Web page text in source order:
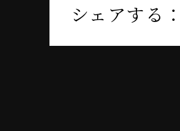
シェアする：